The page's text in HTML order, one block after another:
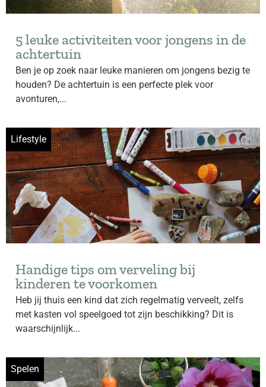
5 leuke activiteiten voor jongens in de
achtertuin
Ben je op zoek naar leuke manieren om jongens bezig te
houden? De achtertuin is een perfecte plek voor
avonturen,...
Lifestyle
Handige tips om verveling bij
kinderen te voorkomen
Heb jij thuis een kind dat zich regelmatig verveelt, zelfs
met kasten vol speelgoed tot zijn beschikking? Dit is
waarschijnlijk...
Spelen